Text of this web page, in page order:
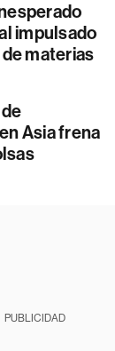
impulsado
materias
Asia frena
PUBLICIDAD